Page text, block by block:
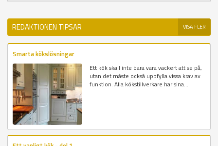
REDAKTIONEN TIPSAR VISA FLER
Smarta kökslösningar
Ett kök skall inte bara vara vackert att se på,
utan det måste också uppfylla vissa krav av
funktion. Alla kökstillverkare har sina...